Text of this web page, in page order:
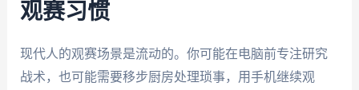
观赛习惯
现代人的观赛场景是流动的。你可能在电脑前专注研究
战术，也可能需要移步厨房处理琐事，用手机继续观